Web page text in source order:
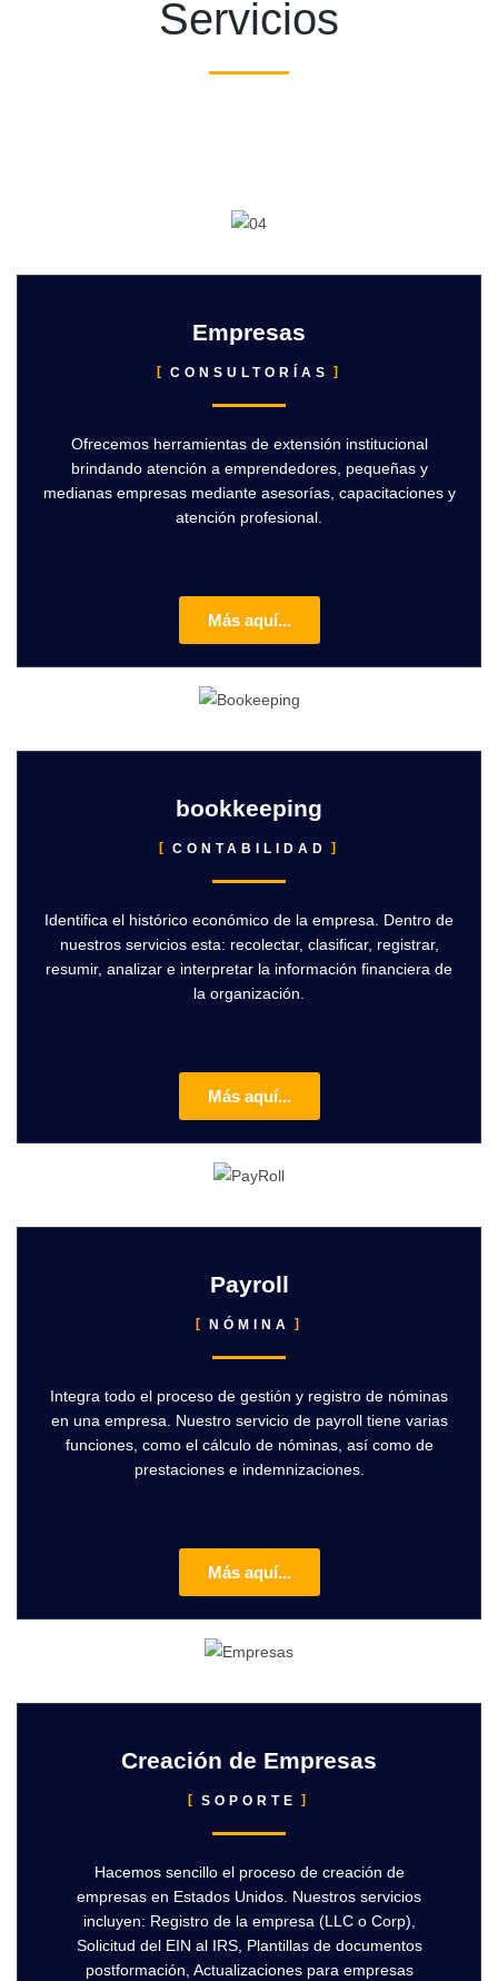
Servicios
Empresas
CONSULTORÍAS
Ofrecemos herramientas de extensión institucional
brindando atención a emprendedores, pequeñas y
medianas empresas mediante asesorías, capacitaciones y
atención profesional.
Más aquí...
bookkeeping
CONTABILIDAD
Identifica el histórico económico de la empresa. Dentro de
nuestros servicios esta: recolectar, clasificar, registrar,
resumir, analizar e interpretar la información financiera de
la organización.
Más aquí...
Payroll
NÓMINA
Integra todo el proceso de gestión y registro de nóminas
en una empresa. Nuestro servicio de payroll tiene varias
funciones, como el cálculo de nóminas, así como de
prestaciones e indemnizaciones.
Más aquí...
Creación de Empresas
SOPORTE
Hacemos sencillo el proceso de creación de
empresas en Estados Unidos. Nuestros servicios
incluyen: Registro de la empresa (LLC o Corp),
Solicitud del EIN al IRS, Plantillas de documentos
postformación, Actualizaciones para empresas